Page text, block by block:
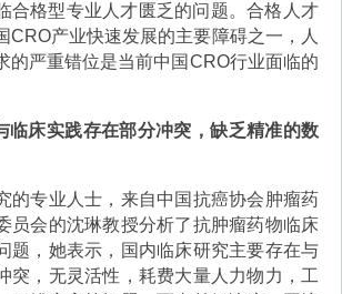
合格型专业人才匮乏的问题。合格人才
CRO产业快速发展的主要障碍之一，人
的严重错位是当前中国CRO行业面临的
临床实践存在部分冲突，缺乏精准的数
专业人士，来自中国抗癌协会肿瘤药
员会的沈琳教授分析了抗肿瘤药物临床
题，她表示，国内临床研究主要存在与
突，无灵活性，耗费大量人力物力，工